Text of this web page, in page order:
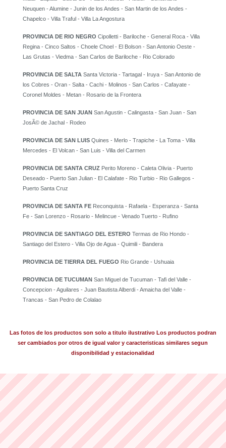
Neuquen - Alumine - Junin de los Andes - San Martin de los Andes -
Chapelco - Villa Traful - Villa La Angostura
PROVINCIA DE RIO NEGRO Cipolletti - Bariloche - General Roca - Villa
Regina - Cinco Saltos - Choele Choel - El Bolson - San Antonio Oeste -
Las Grutas - Viedma - San Carlos de Bariloche - Rio Colorado
PROVINCIA DE SALTA Santa Victoria - Tartagal - Iruya - San Antonio de
los Cobres - Oran - Salta - Cachi - Molinos - San Carlos - Cafayate -
Coronel Moldes - Metan - Rosario de la Frontera
PROVINCIA DE SAN JUAN San Agustin - Calingasta - San Juan - San
JosÃ© de Jachal - Rodeo
PROVINCIA DE SAN LUIS Quines - Merlo - Trapiche - La Toma - Villa
Mercedes - El Volcan - San Luis - Villa del Carmen
PROVINCIA DE SANTA CRUZ Perito Moreno - Caleta Olivia - Puerto
Deseado - Puerto San Julian - El Calafate - Rio Turbio - Rio Gallegos -
Puerto Santa Cruz
PROVINCIA DE SANTA FE Reconquista - Rafaela - Esperanza - Santa
Fe - San Lorenzo - Rosario - Melincue - Venado Tuerto - Rufino
PROVINCIA DE SANTIAGO DEL ESTERO Termas de Rio Hondo -
Santiago del Estero - Villa Ojo de Agua - Quimili - Bandera
PROVINCIA DE TIERRA DEL FUEGO Rio Grande - Ushuaia
PROVINCIA DE TUCUMAN San Miguel de Tucuman - Tafi del Valle -
Concepcion - Aguilares - Juan Bautista Alberdi - Amaicha del Valle -
Trancas - San Pedro de Colalao
Las fotos de los productos son solo a titulo ilustrativo Los productos podran
ser cambiados por otros de igual valor y caracteristicas similares segun
disponibilidad y estacionalidad